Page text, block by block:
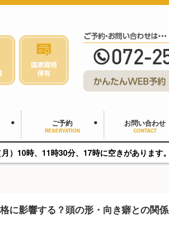
ご予約
RESERVATION
お問い合わせ
CONTACT
分、17時に空きがあります。
に影響する？頭の形・向き癖との関係